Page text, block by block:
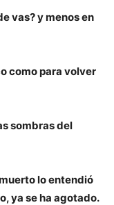
vas? y menos en
como para volver
sombras del
lo entendió
ya se ha agotado.